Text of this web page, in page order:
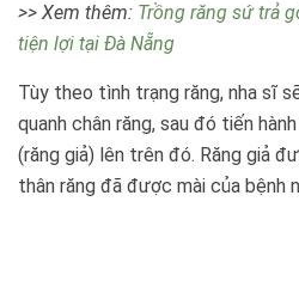
>> Xem thêm: Trồng răng sứ trả
tiện lợi tại Đà Nẵng
Tùy theo tình trạng răng, nha sĩ
quanh chân răng, sau đó tiến
(răng giả) lên trên đó. Răng giả
thân răng đã được mài của bệnh